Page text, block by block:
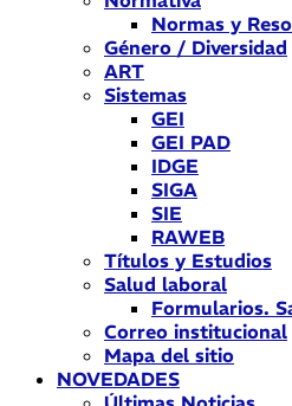
Normas y
Género / Diversidad
ART
Sistemas
GEI
GEI PAD
IDGE
SIGA
SIE
RAWEB
Títulos y Estudios
Salud laboral
Formularios.
Correo institucional
Mapa del sitio
NOVEDADES